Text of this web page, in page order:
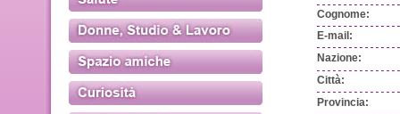
Cognome:
E-mail:
Nazione:
Città:
Provincia: